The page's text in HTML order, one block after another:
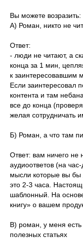
Вы можете возразить:
А) Роман, никто не
Ответ:
- люди не читают, а
конца за 1 мин,
к заинтересовавшим
Если заинтересовал
контента и там
все до конца
желая сотрудничать
Б) Роман, а что там
Ответ: вам ничего не
аудиоответов (на
мысли которые вы бы
это 2-3 часа.
шаблонный. На
книгу» о вашем
В) роман, у меня
полезных статьях